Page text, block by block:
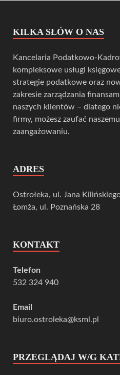
KILKA SŁÓW O NAS
Kancelaria Podatkowo-
kompleksowe usługi
strategie podatkowe oraz
zakresie zarządzania
naszych klientów – dlatego
firmy, możesz zaufać
zaangażowaniu.
ADRES
Ostrołeka, ul. Jana
Łomża, ul. Poznańska 28
KONTAKT
Telefon
532 324 940
Email
biuro.ostroleka@ksml.pl
PRZEGLĄDAJ W/G